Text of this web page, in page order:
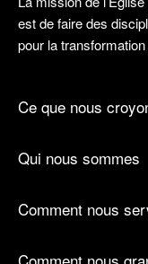
est de faire des
pour la
Ce que nous
Qui nous sommes
Comment nous